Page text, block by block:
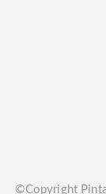
©Copyright